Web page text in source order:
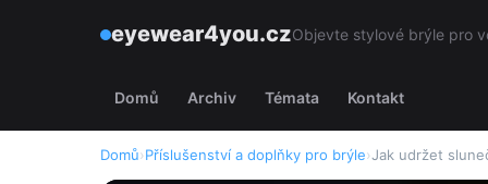
eyewear4you.czObjevte stylové brýle pro
Domů Archiv Témata Kontakt
Domů›Příslušenství a doplňky pro brýle›Jak udržet